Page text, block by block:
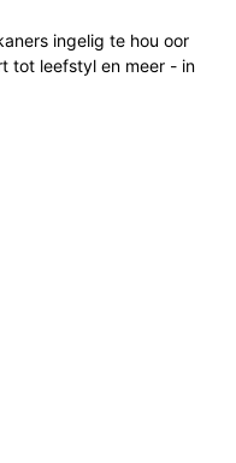
ingelig te hou oor
tot leefstyl en meer - in